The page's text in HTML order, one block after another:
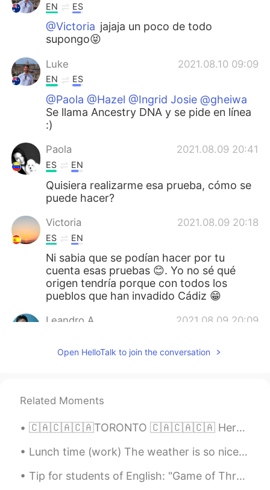
EN ES
@Victoria jajaja un poco de todo
supongo😝
Luke 2021.08.10 09:09
EN ES
@Paola @Hazel @Ingrid Josie @gheiwa
Se llama Ancestry DNA y se pide en línea
:)
Paola 2021.08.09 20:41
ES EN
Quisiera realizarme esa prueba, cómo se
puede hacer?
Victoria 2021.08.09 20:18
ES EN
Ni sabia que se podían hacer por tu
cuenta esas pruebas 😊. Yo no sé qué
origen tendría porque con todos los
pueblos que han invadido Cádiz 😁
Leandro A. 2021.08.09 20:09
Bueno y que se siente descubrir que eres
Que interesante! y cual es un presupuesto
ES EN
Open HelloTalk to join the conversation
Related Moments
🇨🇦🇨🇦🇨🇦TORONTO 🇨🇦🇨🇦🇨🇦 Here is some information in Spanish about my hometown :) gracias por escuchar!
Lunch time (work) The weather is so nice today so I decided to sit outside. Hehe plus listening ...
Tip for students of English: "Game of Thrones" is a “series”, not a “serie”. We say "series" even...